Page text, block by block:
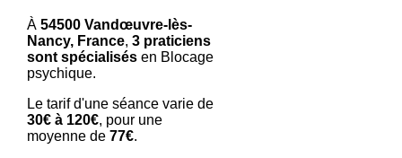
À 54500 Vandœuvre-lès-
Nancy, France, 3 praticiens
sont spécialisésen Blocage
psychique.
Le tarif d'une séance varie de
30€ à 120€, pour une
moyenne de 77€.